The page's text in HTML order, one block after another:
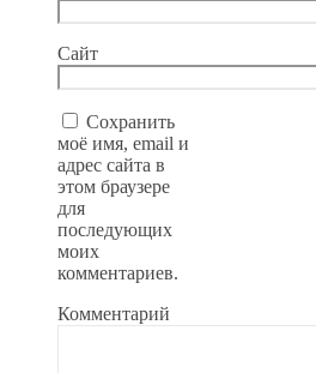
Сайт
Сохранить
моё имя, email и
адрес сайта в
этом браузере
для
последующих
моих
комментариев.
Комментарий